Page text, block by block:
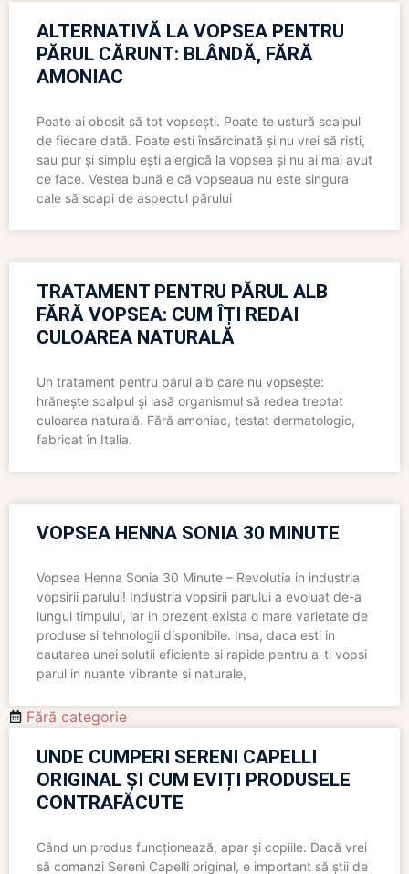
ALTERNATIVĂ LA VOPSEA PENTRU
PĂRUL CĂRUNT: BLÂNDĂ, FĂRĂ
AMONIAC
Poate ai obosit să tot vopsești. Poate te ustură scalpul
de fiecare dată. Poate ești însărcinată și nu vrei să riști,
sau pur și simplu ești alergică la vopsea și nu ai mai avut
ce face. Vestea bună e că vopseaua nu este singura
cale să scapi de aspectul părului
TRATAMENT PENTRU PĂRUL ALB
FĂRĂ VOPSEA: CUM ÎȚI REDAI
CULOAREA NATURALĂ
Un tratament pentru părul alb care nu vopsește:
hrănește scalpul și lasă organismul să redea treptat
culoarea naturală. Fără amoniac, testat dermatologic,
fabricat în Italia.
VOPSEA HENNA SONIA 30 MINUTE
Vopsea Henna Sonia 30 Minute – Revolutia in industria
vopsirii parului! Industria vopsirii parului a evoluat de-a
lungul timpului, iar in prezent exista o mare varietate de
produse si tehnologii disponibile. Insa, daca esti in
cautarea unei solutii eficiente si rapide pentru a-ti vopsi
parul in nuante vibrante si naturale,
Fără categorie
UNDE CUMPERI SERENI CAPELLI
ORIGINAL ȘI CUM EVIȚI PRODUSELE
CONTRAFĂCUTE
Când un produs funcționează, apar și copiile. Dacă vrei
să comanzi Sereni Capelli original, e important să știi de